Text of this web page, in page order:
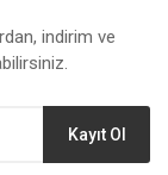
indirim ve
Kayıt Ol